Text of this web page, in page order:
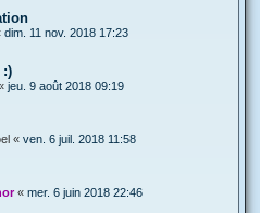
dim. 11 nov. 2018 17:23
:)
jeu. 9 août 2018 09:19
« ven. 6 juil. 2018 11:58
« mer. 6 juin 2018 22:46